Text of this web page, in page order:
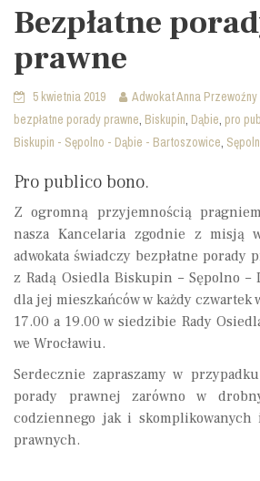
Bezpłatne
prawne
5 kwietnia 2019 Adwokat Anna Przewoźny
bezpłatne porady prawne, Biskupin, Dąbie, pro
Biskupin - Sępolno - Dąbie - Bartoszowice,
Pro publico bono.
Z ogromną przyjemnością
nasza Kancelaria zgodnie z misją
adwokata świadczy bezpłatne porady
z Radą Osiedla Biskupin – Sępolno –
dla jej mieszkańców w każdy
17.00 a 19.00 w siedzibie Rady
we Wrocławiu.
Serdecznie zapraszamy w
porady prawnej zarówno w
codziennego jak i skomplikowanych
prawnych.